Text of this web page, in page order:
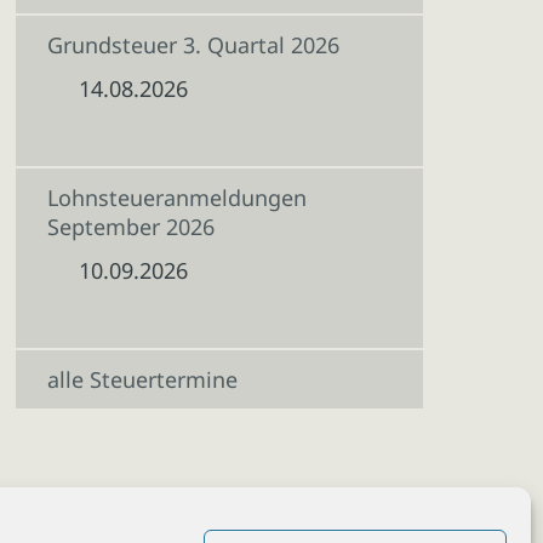
Grundsteuer 3. Quartal 2026
14.08.2026
Lohnsteueranmeldungen
September 2026
10.09.2026
alle Steuertermine